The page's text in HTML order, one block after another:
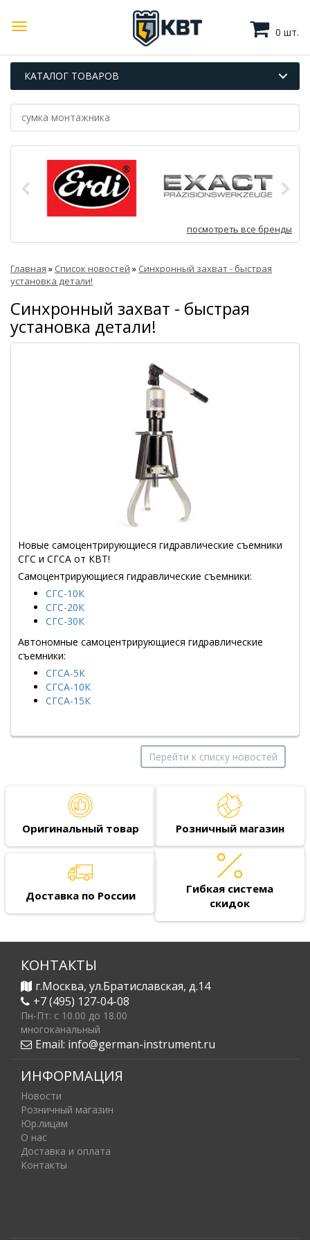
0 шт.
КАТАЛОГ ТОВАРОВ
посмотреть все бренды
Главная » Список новостей » Синхронный захват - быстрая
установка детали!
Синхронный захват - быстрая
установка детали!
Новые самоцентрирующиеся гидравлические съемники
СГС и СГСА от КВТ!
Самоцентрирующиеся гидравлические съемники:
СГС-10К
СГС-20К
СГС-30К
Автономные самоцентрирующиеся гидравлические
съемники:
СГСА-5К
СГСА-10К
СГСА-15К
Перейти к списку новостей
Оригинальный товар Розничный магазин
Доставка по России
Гибкая система
скидок
КОНТАКТЫ
г.Москва, ул.Братиславская, д.14
+7 (495) 127-04-08
Пн-Пт: c 10.00 до 18.00
многоканальный
Email: info@german-instrument.ru
ИНФОРМАЦИЯ
Новости
Розничный магазин
Юр.лицам
О нас
Доставка и оплата
Контакты